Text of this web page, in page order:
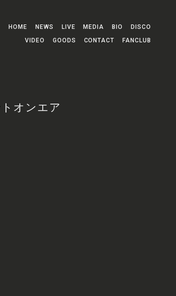
HOME NEWS LIVE MEDIA BIO
DISCO
VIDEO
GOODS CONTACT FANCLUB
オンエア